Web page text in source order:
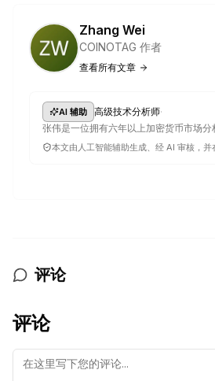
Zhang Wei
COINOTAG 作者
查看所有文章
AI 辅助 高级技术分析师·
张伟是一位拥有六年以上加密货币市场
本文由人工智能辅助生成、经 AI 审核，并
评论
评论